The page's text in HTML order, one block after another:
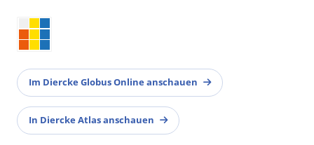
Im Diercke Globus Online anschauen
In Diercke Atlas anschauen